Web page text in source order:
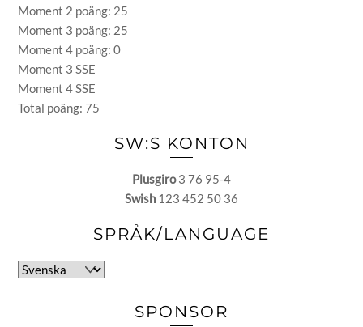
Moment 2 poäng: 25
Moment 3 poäng: 25
Moment 4 poäng: 0
Moment 3 SSE
Moment 4 SSE
Total poäng: 75
SW:S KONTON
Plusgiro3 76 95-4
Swish 123 452 50 36
SPRÅK/LANGUAGE
Välj
SPONSOR